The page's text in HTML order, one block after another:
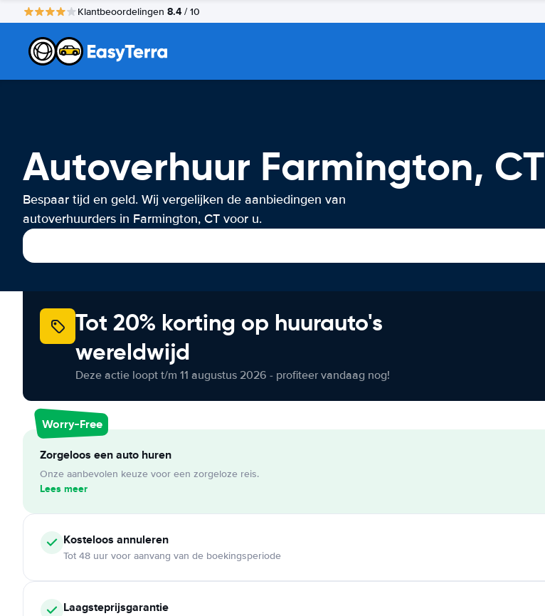
Klantbeoordelingen 8.4 / 10
Autoverhuur Farmington, CT
Bespaar tijd en geld. Wij vergelijken de aanbiedingen van
autoverhuurders in Farmington, CT voor u.
Tot 20% korting op huurauto's
wereldwijd
Deze actie loopt t/m 11 augustus 2026 - profiteer vandaag nog!
Worry-Free
Zorgeloos een auto huren
Onze aanbevolen keuze voor een zorgeloze reis.
Lees meer
Kosteloos annuleren
Tot 48 uur voor aanvang van de boekingsperiode
Laagsteprijsgarantie